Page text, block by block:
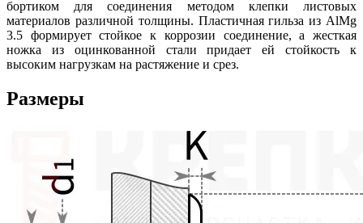
бортиком для соединения методом клепки листовых
материалов различной толщины. Пластичная гильза из AlMg
3.5 формирует стойкое к коррозии соединение, а жесткая
ножка из оцинкованной стали придает ей стойкость к
высоким нагрузкам на растяжение и срез.
Размеры